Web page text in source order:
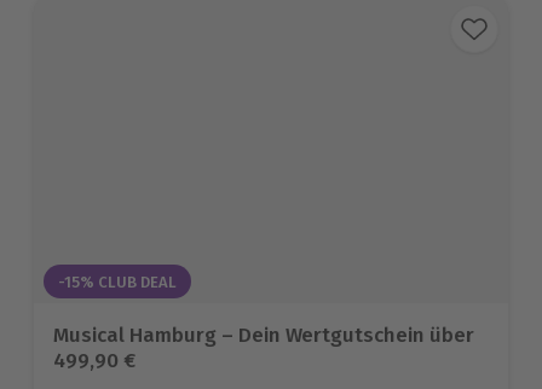
-15% CLUB DEAL
Musical Hamburg – Dein Wertgutschein über
499,90 €